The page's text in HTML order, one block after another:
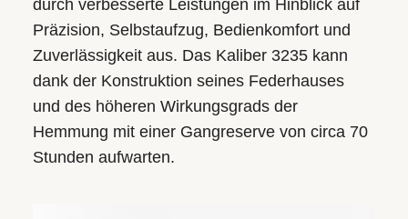
durch verbesserte Leistungen im Hinblick auf
Präzision, Selbstaufzug, Bedienkomfort und
Zuverlässigkeit aus. Das Kaliber 3235 kann
dank der Konstruktion seines Federhauses
und des höheren Wirkungsgrads der
Hemmung mit einer Gangreserve von circa 70
Stunden aufwarten.